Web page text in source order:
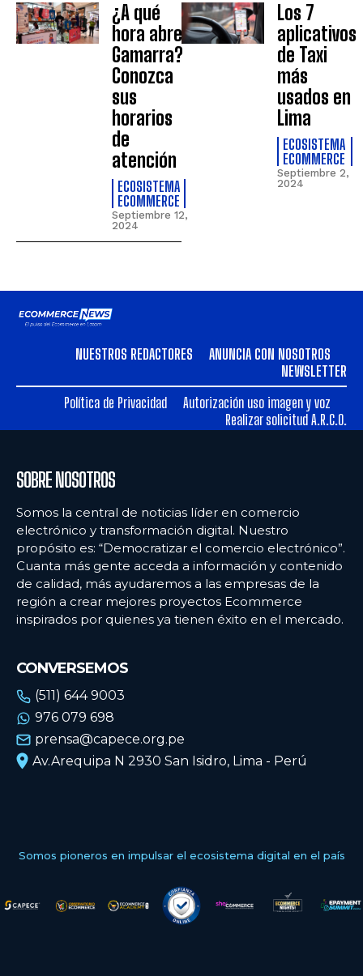
¿A qué
hora abre
Gamarra?
Conozca
sus
horarios
de
atención
ECOSISTEMA
ECOMMERCE
Septiembre 12,
2024
Los 7
aplicativos
de Taxi
más
usados en
Lima
ECOSISTEMA
ECOMMERCE
Septiembre 2,
2024
NUESTROS REDACTORES
ANUNCIA CON NOSOTROS
NEWSLETTER
Política de Privacidad
Autorización uso imagen y voz
Realizar solicitud A.R.C.O.
SOBRE NOSOTROS
Somos la central de noticias líder en comercio
electrónico y transformación digital. Nuestro
propósito es: “Democratizar el comercio electrónico”.
Cuanta más gente acceda a información y contenido
de calidad, más ayudaremos a las empresas de la
región a crear mejores proyectos Ecommerce
inspirados por quienes ya tienen éxito en el mercado.
CONVERSEMOS
(511) 644 9003
976 079 698
prensa@capece.org.pe
Av.Arequipa N 2930 San Isidro, Lima - Perú
Somos pioneros en impulsar el ecosistema digital en el país